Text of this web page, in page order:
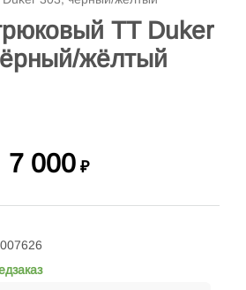
TT Duker
жёлтый
7 000 ₽